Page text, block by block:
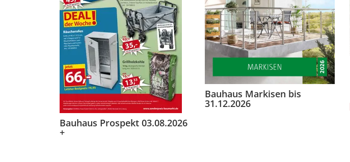
Bauhaus Prospekt 03.08.2026
+
Bauhaus Markisen bis
31.12.2026